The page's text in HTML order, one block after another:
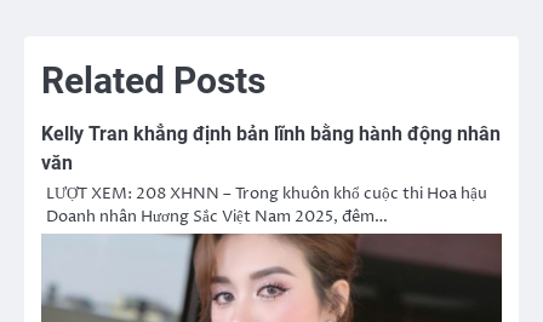
Related Posts
Kelly Tran khẳng định bản lĩnh bằng hành động nhân
văn
LƯỢT XEM: 208 XHNN – Trong khuôn khổ cuộc thi Hoa hậu
Doanh nhân Hương Sắc Việt Nam 2025, đêm…